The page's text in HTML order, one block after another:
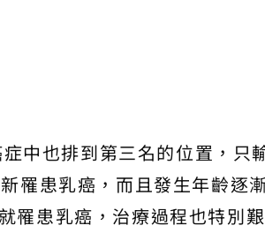
中也排到第三名的位置，只
罹患乳癌，而且發生年齡逐
罹患乳癌，治療過程也特別艱